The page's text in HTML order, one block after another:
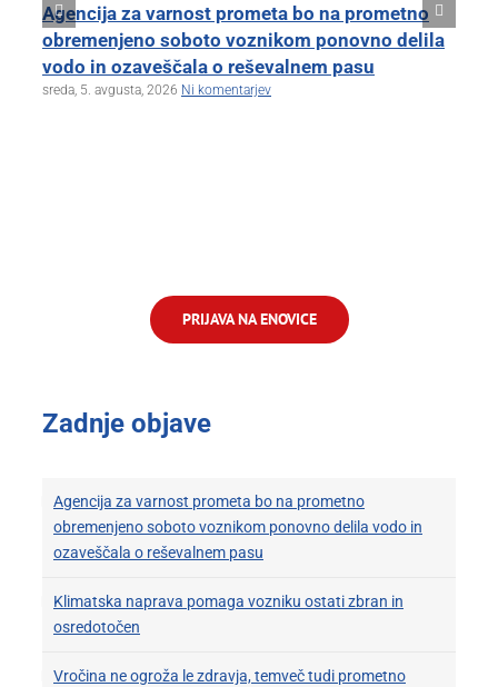
Agencija za varnost prometa bo na prometno
obremenjeno soboto voznikom ponovno delila
vodo in ozaveščala o reševalnem pasu
sreda, 5. avgusta, 2026 Ni komentarjev
PRIJAVA NA ENOVICE
Zadnje objave
Agencija za varnost prometa bo na prometno
obremenjeno soboto voznikom ponovno delila vodo in
ozaveščala o reševalnem pasu
Klimatska naprava pomaga vozniku ostati zbran in
osredotočen
Vročina ne ogroža le zdravja, temveč tudi prometno